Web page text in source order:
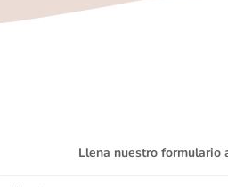
Llena nuestro formulario